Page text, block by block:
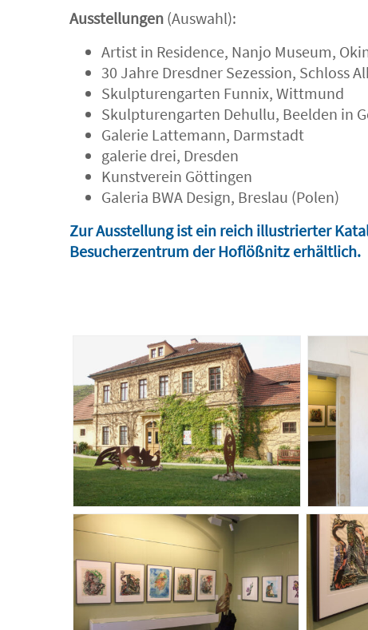
Ausstellungen (Auswahl):
Artist in Residence, Nanjo Museum,
30 Jahre Dresdner Sezession, Schloss
Skulpturengarten Funnix, Wittmund
Skulpturengarten Dehullu, Beelden in
Galerie Lattemann, Darmstadt
galerie drei, Dresden
Kunstverein Göttingen
Galeria BWA Design, Breslau (Polen)
Zur Ausstellung ist ein reich illustrierter
Besucherzentrum der Hoflößnitz erhältlich.